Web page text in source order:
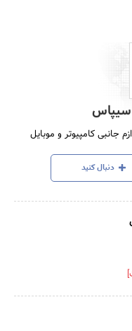
سیپاس
جانبی کامپیوتر و موبایل
دنبال کنید